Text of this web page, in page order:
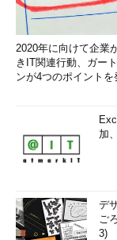
2020年に向けて企業
きIT関連行動、ガー
ンが4つのポイントを
加
デ
ご
3)